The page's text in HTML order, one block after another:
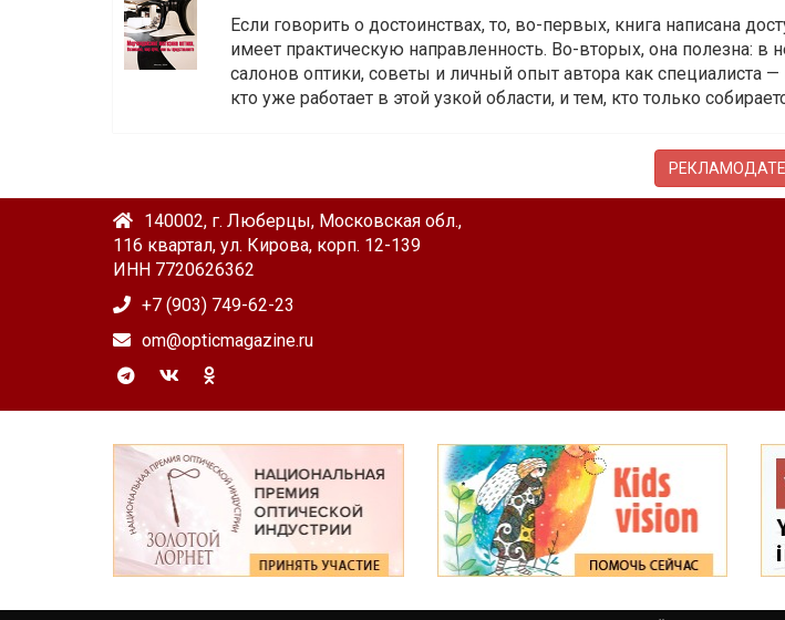
Если говорить о достоинствах, то, во-первых, книга написана
имеет практическую направленность. Во-вторых, она полезна: в
салонов оптики, советы и личный опыт автора как специалиста —
кто уже работает в этой узкой области, и тем, кто только
140002, г. Люберцы, Московская обл.,
116 квартал, ул. Кирова, корп. 12-139
ИНН 7720626362
+7 (903) 749-62-23
om@opticmagazine.ru